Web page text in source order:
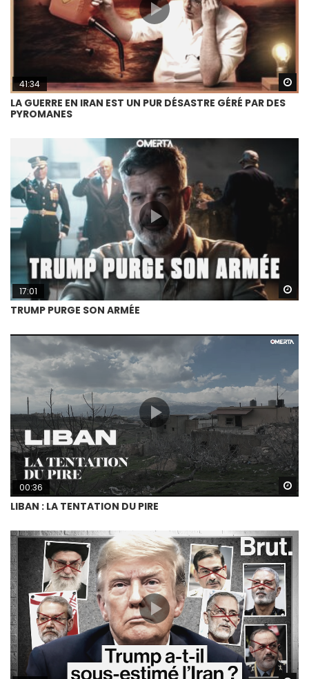
41:34
LA GUERRE EN IRAN EST UN PUR DÉSASTRE GÉRÉ PAR DES
PYROMANES
17:01
TRUMP PURGE SON ARMÉE
00:36
LIBAN : LA TENTATION DU PIRE